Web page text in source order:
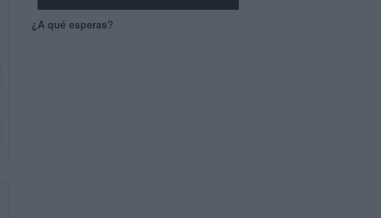
¿A qué esperas?